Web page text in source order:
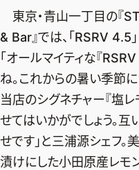
東京・青山一丁目の『
& Bar』では、「RSRV 4.5
「オールマイティな『
ね。これからの暑い季節
当店のシグネチャー『塩
せてはいかがでしょう。
せです」と三浦源シェフ。
漬けにした小田原産レモ